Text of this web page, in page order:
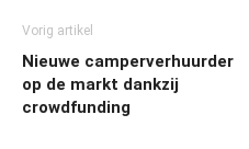
Vorig artikel
Nieuwe camperverhuurder
op de markt dankzij
crowdfunding